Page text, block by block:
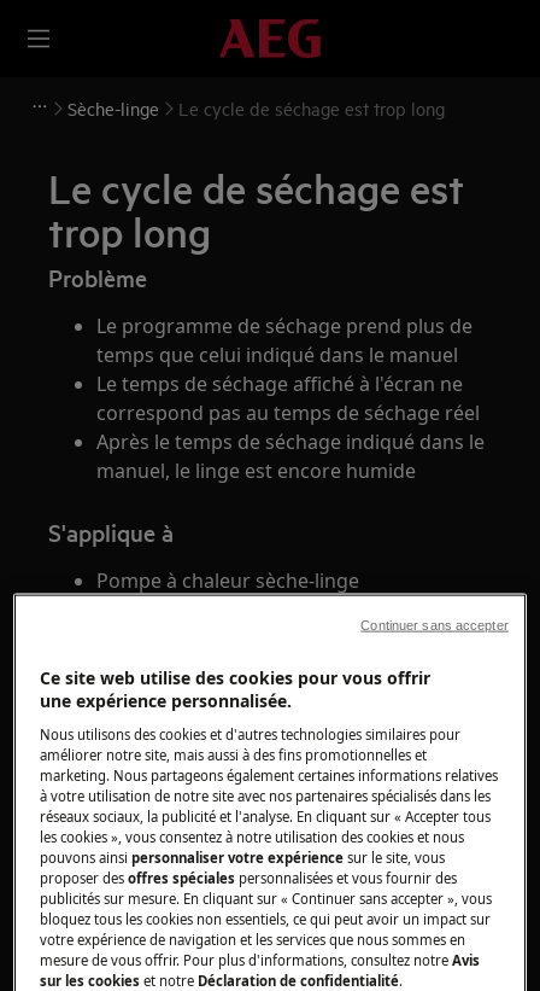
Sèche-linge Le cycle de séchage est trop long
Le cycle de séchage est
trop long
Problème
Le programme de séchage prend plus de
temps que celui indiqué dans le manuel
Le temps de séchage affiché à l'écran ne
correspond pas au temps de séchage réel
Après le temps de séchage indiqué dans le
manuel, le linge est encore humide
S'applique à
Pompe à chaleur sèche-linge
1. Essorez bien le linge avant de le mettre dans
le sèche-linge.
2. Ne dépassez pas la charge maximale.
Remarque:L'indication de la quantité de
chargement se rapporte toujours au poids du
linge sec.
3. Sélectionnez le bon programme de séchage
Assurez-vous que le type de lavage et les
Ce site web utilise des cookies pour vous offrir
une expérience personnalisée.
Nous utilisons des cookies et d'autres technologies similaires pour
améliorer notre site, mais aussi à des fins promotionnelles et
marketing. Nous partageons également certaines informations relatives
à votre utilisation de notre site avec nos partenaires spécialisés dans les
réseaux sociaux, la publicité et l'analyse. En cliquant sur « Accepter tous
les cookies », vous consentez à notre utilisation des cookies et nous
pouvons ainsipersonnaliser votre expériencesur le site, vous
proposer desoffres spéciales personnalisées et vous fournir des
publicités sur mesure. En cliquant sur « Continuer sans accepter », vous
bloquez tous les cookies non essentiels, ce qui peut avoir un impact sur
votre expérience de navigation et les services que nous sommes en
mesure de vous offrir. Pour plus d'informations, consultez notreAvis
sur les cookies et notre Déclaration de confidentialité.
Continuer sans accepter